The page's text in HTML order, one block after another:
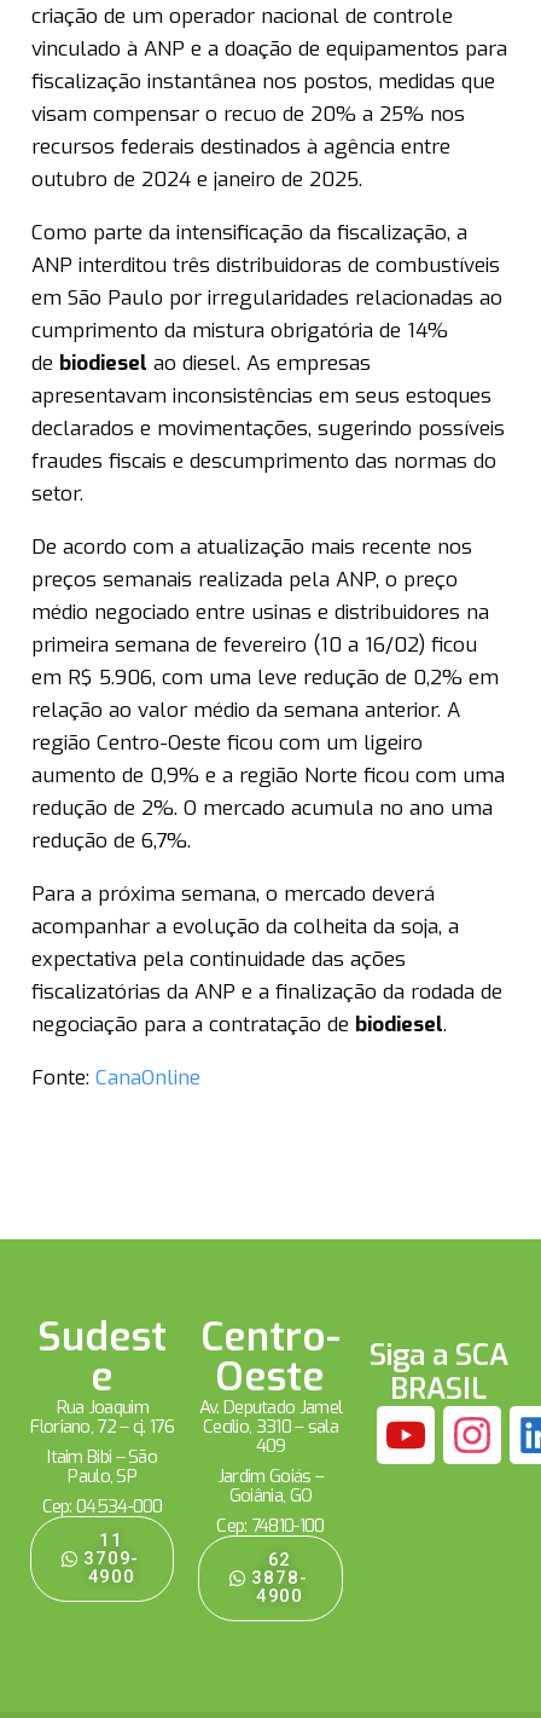
criação de um operador nacional de controle
vinculado à ANP e a doação de equipamentos para
fiscalização instantânea nos postos, medidas que
visam compensar o recuo de 20% a 25% nos
recursos federais destinados à agência entre
outubro de 2024 e janeiro de 2025.
Como parte da intensificação da fiscalização, a
ANP interditou três distribuidoras de combustíveis
em São Paulo por irregularidades relacionadas ao
cumprimento da mistura obrigatória de 14%
de biodiesel ao diesel. As empresas
apresentavam inconsistências em seus estoques
declarados e movimentações, sugerindo possíveis
fraudes fiscais e descumprimento das normas do
setor.
De acordo com a atualização mais recente nos
preços semanais realizada pela ANP, o preço
médio negociado entre usinas e distribuidores na
primeira semana de fevereiro (10 a 16/02) ficou
em R$ 5.906, com uma leve redução de 0,2% em
relação ao valor médio da semana anterior. A
região Centro-Oeste ficou com um ligeiro
aumento de 0,9% e a região Norte ficou com uma
redução de 2%. O mercado acumula no ano uma
redução de 6,7%.
Para a próxima semana, o mercado deverá
acompanhar a evolução da colheita da soja, a
expectativa pela continuidade das ações
fiscalizatórias da ANP e a finalização da rodada de
negociação para a contratação de biodiesel.
Fonte: CanaOnline
Sudest
e
Rua Joaquim
Floriano, 72 – cj. 176
Itaim Bibi – São
Paulo, SP
Cep: 04534-000
11
3709-
4900
Centro-
Oeste
Av. Deputado Jamel
Cecílio, 3310 – sala
409
Jardim Goiás –
Goiânia, GO
Cep: 74810-100
62
3878-
4900
Siga a SCA
BRASIL